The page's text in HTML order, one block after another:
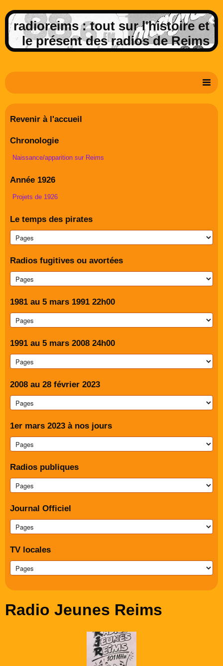
radioreims : tout sur l'histoire et
le présent des radios de Reims
Derniers potins de la FM rémoise
Livre d'or
Contact
Album Photos
Revenir à l'accueil
Chronologie
Naissance/apparition sur Reims
Année 1926
Projets de 1926
Le temps des pirates
Radios fugitives ou avortées
1981 au 5 mars 1991 22h00
1991 au 5 mars 2008 24h00
2008 au 28 février 2023
1er mars 2023 à nos jours
Radios publiques
Journal Officiel
TV locales
Radio Jeunes Reims